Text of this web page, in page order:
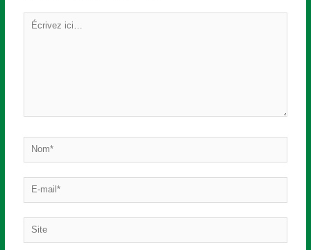
Écrivez
ici…
E-
mail*
Site